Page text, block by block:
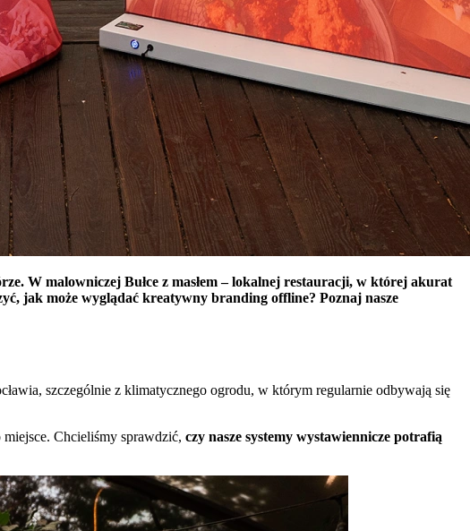
W malowniczej Bułce z masłem – lokalnej restauracji, w której akurat
jak może wyglądać kreatywny branding offline? Poznaj nasze
szczególnie z klimatycznego ogrodu, w którym regularnie odbywają się
Chcieliśmy sprawdzić, czy nasze systemy wystawiennicze potrafią